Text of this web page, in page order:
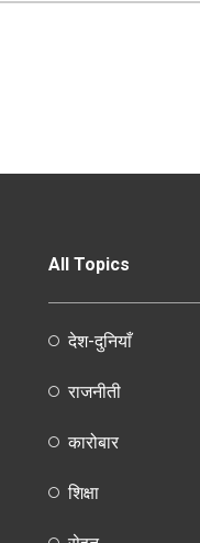
All Topics
देश-दुनियाँ
राजनीती
कारोबार
शिक्षा